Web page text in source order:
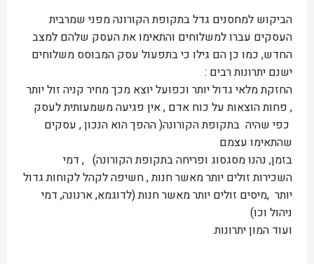
הביקוש למחסנים גדל בתקופת הקורונה מפני שמרבית
העסקים עברו למשלוחים והתאימו את העסק שלהם למצב
החדש, כמו כן הם גילו כי בתפעול עסק המבוסס משלוחים
ישנם יתרונות רבים :
החזקת מלאי גדול יותר וכפועל יוצא מכך מחיר קניה זול יותר
, פחות הוצאות על כוח אדם , אין פגיעה משמעותית לעסק
כפי שהיה בתקופת הקורונה( ההפך הוא הנכון , עסקים
שהתאימו עצמם
בזמן, נהנו מסגסוג ופריחה בתקופת הקורונה) , דמי
השכירות זולים יותר מאשר חנות , חשיפה לקהל לקוחות גדול
יותר ,מיסים זולים יותר מאשר חנות (לדוגמא, ארנונה, דמי
ניהול וכו)
ועוד המון יתרונות.